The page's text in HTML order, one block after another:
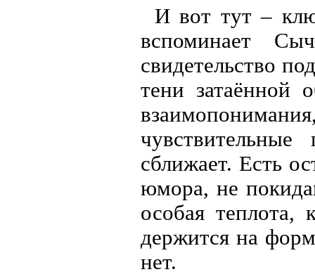
И вот тут –
вспоминает
свидетельство
тени затаённой
сближает. Есть
юмора, не
особая теплота,
держится на
нет.